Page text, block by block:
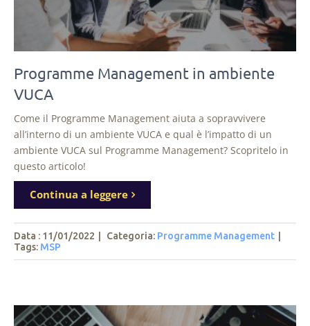
Programme Management in ambiente
VUCA
Come il Programme Management aiuta a sopravvivere
all’interno di un ambiente VUCA e qual è l’impatto di un
ambiente VUCA sul Programme Management? Scopritelo in
questo articolo!
Continua a leggere
Data : 11/01/2022 Categoria: Programme Management
Tags: MSP